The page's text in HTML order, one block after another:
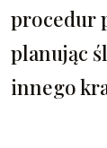
procedur
planując
innego